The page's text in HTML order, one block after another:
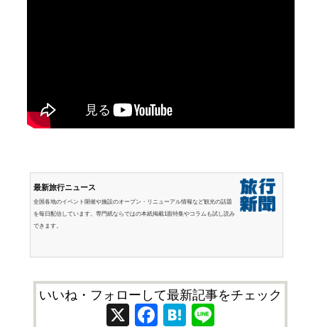
最新旅行ニュース
全国各地のイベント開催や施設のオープン・リニューアル情報など観光の話題
を毎日配信しています。専門紙ならではの本紙掲載1面特集やコラムも試し読み
できます。
いいね・フォローして最新記事をチェック
X Facebook
Hatena